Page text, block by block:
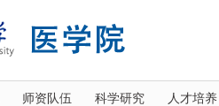
师资队伍 科学研究 人才培养